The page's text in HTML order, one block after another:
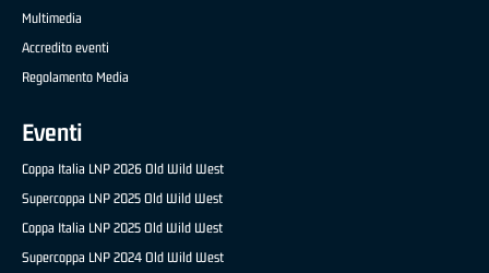
Multimedia
Accredito eventi
Regolamento Media
Eventi
Coppa Italia LNP 2026 Old Wild West
Supercoppa LNP 2025 Old Wild West
Coppa Italia LNP 2025 Old Wild West
Supercoppa LNP 2024 Old Wild West